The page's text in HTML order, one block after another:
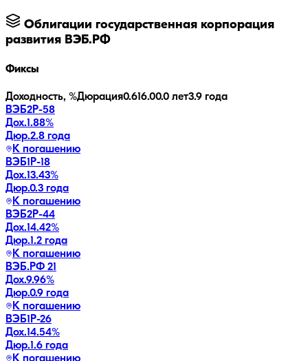
Облигации государственная корпорация
развития ВЭБ.РФ
Фиксы
Доходность, %Дюрация0.616.00.0 лет3.9 года
ВЭБ2Р-58
Дох.1.88%
Дюр.2.8 года
К погашению
ВЭБ1P-18
Дох.13.43%
Дюр.0.3 года
К погашению
ВЭБ2Р-44
Дох.14.42%
Дюр.1.2 года
К погашению
ВЭБ.РФ 21
Дох.9.96%
Дюр.0.9 года
К погашению
ВЭБ1P-26
Дох.14.54%
Дюр.1.6 года
К погашению